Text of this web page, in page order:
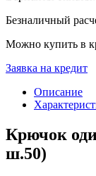
Безналичный
Можно купить в
Заявка на кредит
Описание
Крючок
ш.50)